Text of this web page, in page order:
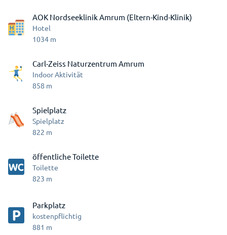
AOK Nordseeklinik Amrum (Eltern-Kind-Klinik)
Hotel
1034 m
Carl-Zeiss Naturzentrum Amrum
Indoor Aktivität
858 m
Spielplatz
Spielplatz
822 m
öffentliche Toilette
Toilette
823 m
Parkplatz
kostenpflichtig
881 m